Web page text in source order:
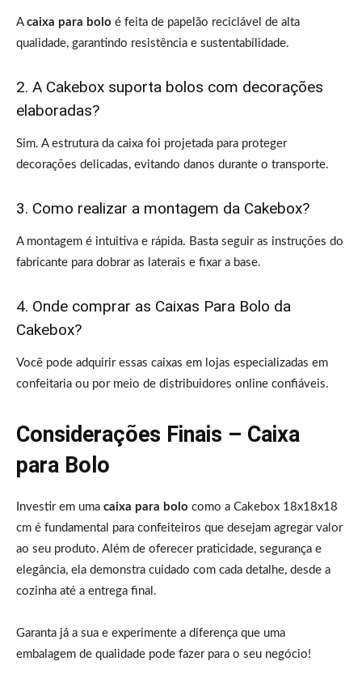
A caixa para bolo é feita de papelão reciclável de alta
qualidade, garantindo resistência e sustentabilidade.
2. A Cakebox suporta bolos com decorações
elaboradas?
Sim. A estrutura da caixa foi projetada para proteger
decorações delicadas, evitando danos durante o transporte.
3. Como realizar a montagem da Cakebox?
A montagem é intuitiva e rápida. Basta seguir as instruções do
fabricante para dobrar as laterais e fixar a base.
4. Onde comprar as Caixas Para Bolo da
Cakebox?
Você pode adquirir essas caixas em lojas especializadas em
confeitaria ou por meio de distribuidores online confiáveis.
Considerações Finais – Caixa
para Bolo
Investir em uma caixa para bolo como a Cakebox 18x18x18
cm é fundamental para confeiteiros que desejam agregar valor
ao seu produto. Além de oferecer praticidade, segurança e
elegância, ela demonstra cuidado com cada detalhe, desde a
cozinha até a entrega final.
Garanta já a sua e experimente a diferença que uma
embalagem de qualidade pode fazer para o seu negócio!